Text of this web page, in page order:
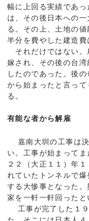
幅に上回る実績であ
は、その後日本への
る。その上、土地の
半分を費やした建造費
それだけではない。
嫁され、その後の台
したのであった。後
から始まったと言っ
る。
有能な者から解雇
嘉南大圳の工事は決
い。工事が始まって
２２（大正１１）年
れていたトンネルで
する大惨事となった
家を一軒一軒回ったと
工事が完了した１９